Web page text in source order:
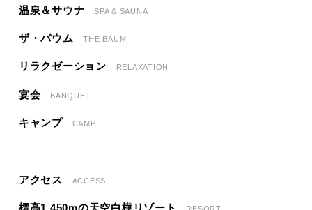
温泉＆サウナ SPA & SAUNA
ザ・バウム THE BAUM
リラクゼーション RELAXATION
宴会 BANQUET
キャンプ CAMP
アクセス ACCESS